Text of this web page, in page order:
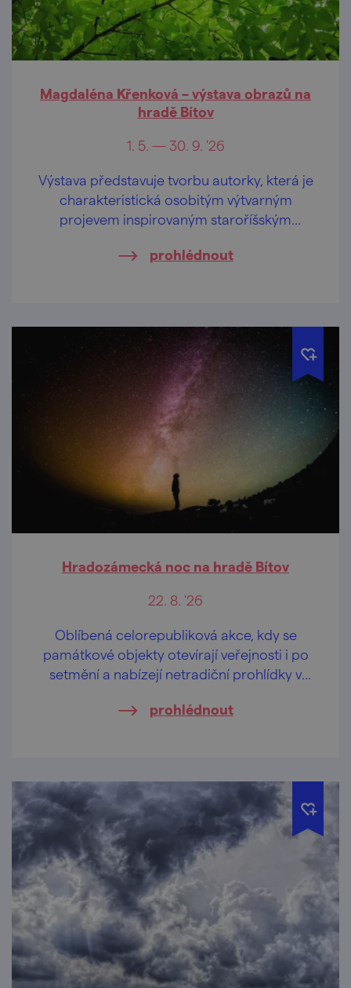
Magdaléna Křenková – výstava obrazů na
hradě Bítov
1. 5. — 30. 9. '26
Výstava představuje tvorbu autorky, která je
charakteristická osobitým výtvarným
projevem inspirovaným staroříšským
prohlédnout
Hradozámecká noc na hradě Bítov
22. 8. '26
Oblíbená celorepubliková akce, kdy se
památkové objekty otevírají veřejnosti i po
setmění a nabízejí netradiční prohlídky v
prohlédnout